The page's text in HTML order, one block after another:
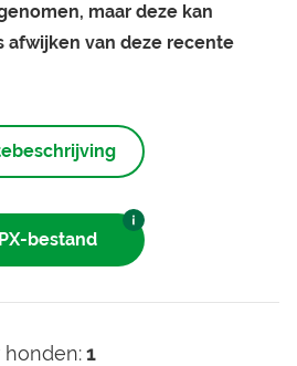
maar deze kan
afwijken van deze recente
bestand
honden:1